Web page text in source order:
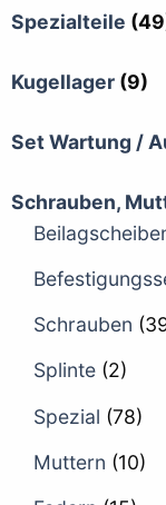
Spezialteile
Kugellager (9)
Set Wartung /
Schrauben,
Schrauben
Splinte (2)
Spezial (78)
Muttern (10)